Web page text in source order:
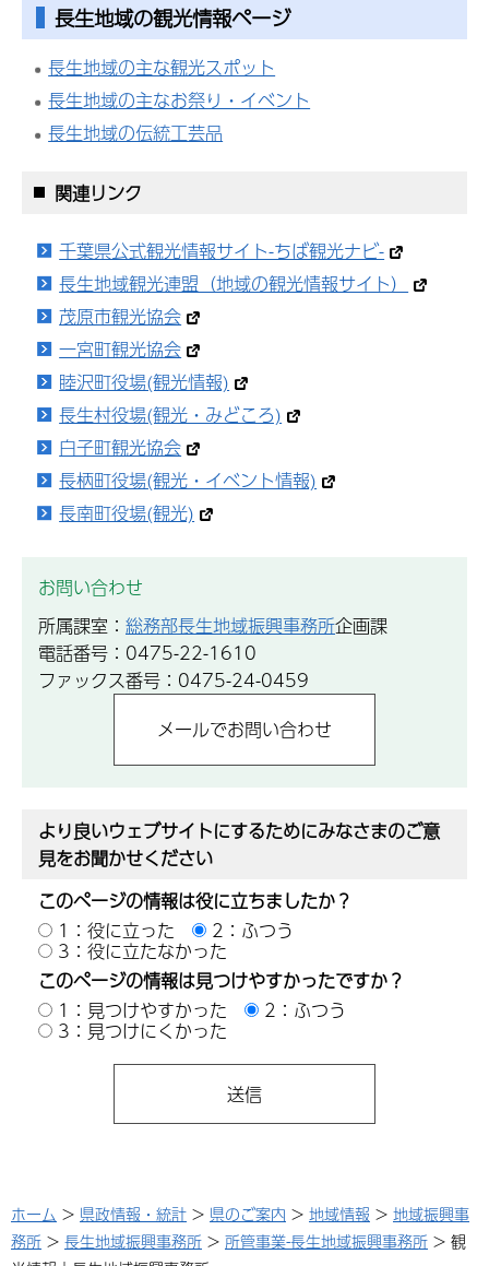
長生地域の観光情報ページ
長生地域の主な観光スポット
長生地域の主なお祭り・イベント
長生地域の伝統工芸品
関連リンク
千葉県公式観光情報サイト-ちば観光ナビ-
長生地域観光連盟（地域の観光情報サイト）
茂原市観光協会
一宮町観光協会
睦沢町役場(観光情報)
長生村役場(観光・みどころ)
白子町観光協会
長柄町役場(観光・イベント情報)
長南町役場(観光)
お問い合わせ
所属課室： 総務部長生地域振興事務所企画課
電話番号：0475-22-1610
ファックス番号：0475-24-0459
より良いウェブサイトにするためにみなさまのご意
見をお聞かせください
このページの情報は役に立ちましたか？
1：役に立った
2：ふつう
3：役に立たなかった
このページの情報は見つけやすかったですか？
1：見つけやすかった
2：ふつう
3：見つけにくかった
ホーム > 県政情報・統計 > 県のご案内 > 地域情報 > 地域振興事
務所 > 長生地域振興事務所 > 所管事業-長生地域振興事務所 > 観